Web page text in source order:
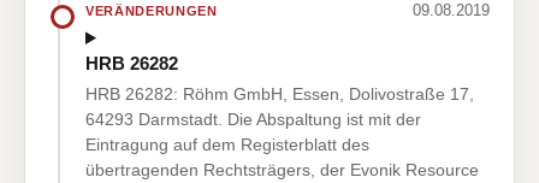
VERÄNDERUNGEN 09.08.2019
HRB 26282
HRB 26282: Röhm GmbH, Essen, Dolivostraße 17,
64293 Darmstadt. Die Abspaltung ist mit der
Eintragung auf dem Registerblatt des
übertragenden Rechtsträgers, der Evonik Resource